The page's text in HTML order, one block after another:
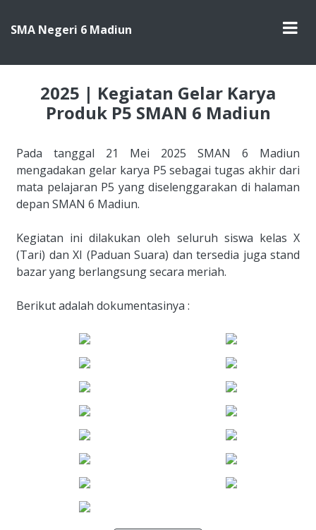
SMA Negeri 6 Madiun
2025 | Kegiatan Gelar Karya
Produk P5 SMAN 6 Madiun
Pada tanggal 21 Mei 2025 SMAN 6 Madiun
mengadakan gelar karya P5 sebagai tugas akhir dari
mata pelajaran P5 yang diselenggarakan di halaman
depan SMAN 6 Madiun.
Kegiatan ini dilakukan oleh seluruh siswa kelas X
(Tari) dan XI (Paduan Suara) dan tersedia juga stand
bazar yang berlangsung secara meriah.
Berikut adalah dokumentasinya :